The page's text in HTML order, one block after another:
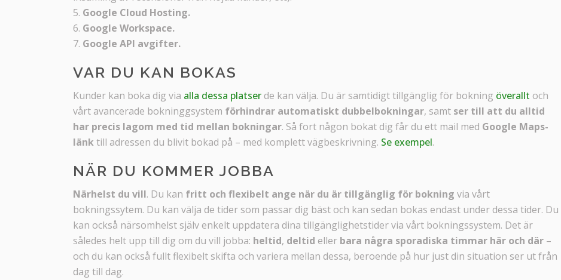
Google Cloud Hosting.
Google Workspace.
Google API avgifter.
VAR DU KAN BOKAS
Kunder kan boka dig via alla dessa platser de kan välja. Du är samtidigt tillgänglig för bokning överallt och
vårt avancerade bokninggsystem förhindrar automatiskt dubbelbokningar, samt ser till att du alltid
har precis lagom med tid mellan bokningar. Så fort någon bokat dig får du ett mail med Google Maps-
länktill adressen du blivit bokad på – med komplett vägbeskrivning. Se exempel.
NÄR DU KOMMER JOBBA
Närhelst du vill. Du kan fritt och flexibelt ange när du är tillgänglig för bokning via vårt
bokningssytem. Du kan välja de tider som passar dig bäst och kan sedan bokas endast under dessa tider. Du
kan också närsomhelst själv enkelt uppdatera dina tillgänglighetstider via vårt bokningssystem. Det är
således helt upp till dig om du vill jobba: heltid, deltid eller bara några sporadiska timmar här och där –
och du kan också fullt flexibelt skifta och variera mellan dessa, beroende på hur just din situation ser ut från
dag till dag.